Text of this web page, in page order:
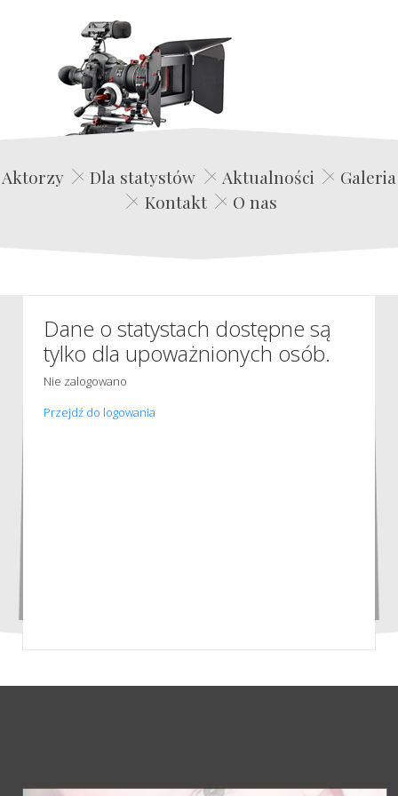
Edwin Film Agencja Aktorska
Aktorzy Dla statystów Aktualności
Galeria
Kontakt
O nas
Dane o statystach dostępne są
tylko dla upoważnionych osób.
Nie zalogowano
Przejdź do logowania